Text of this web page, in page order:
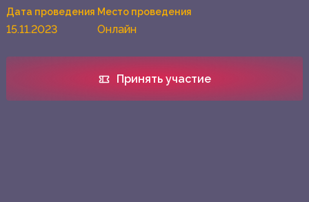
Дата проведения
15.11.2023
Место проведения
Онлайн
Принять участие